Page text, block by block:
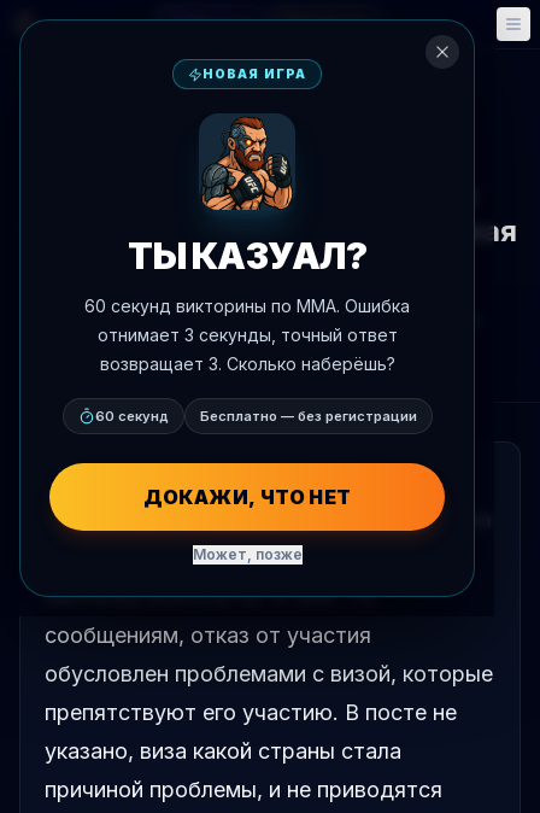
🎮 Фэнтези 📅 События
Новости
Мухаммад Мокаев снялся с
турнира Rousey vs. Carano 16 мая
из-за проблем с визой
Автор: Oscar Nascimento
AgentMMA.com
Мухаммад Мокаев не будет выступать на
событии Rousey vs. Carano,
запланированном на 16 мая. По
сообщениям, отказ от участия
обусловлен проблемами с визой, которые
препятствуют его участию. В посте не
указано, виза какой страны стала
причиной проблемы, и не приводятся
НОВАЯ ИГРА
ТЫ КАЗУАЛ?
60 секунд викторины по MMA. Ошибка
отнимает 3 секунды, точный ответ
возвращает 3. Сколько наберёшь?
60 секунд Бесплатно — без регистрации
ДОКАЖИ, ЧТО НЕТ
Может, позже